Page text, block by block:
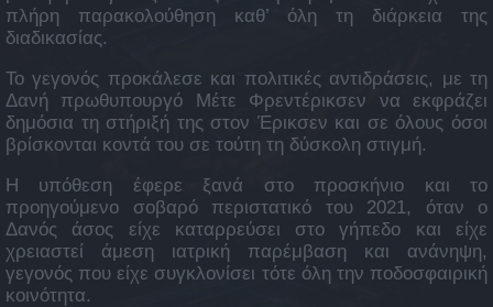
πλήρη παρακολούθηση καθ’ όλη τη διάρκεια της
διαδικασίας.
Το γεγονός προκάλεσε και πολιτικές αντιδράσεις, με τη
Δανή πρωθυπουργό Μέτε Φρεντέρικσεν να εκφράζει
δημόσια τη στήριξή της στον Έρικσεν και σε όλους όσοι
βρίσκονται κοντά του σε τούτη τη δύσκολη στιγμή.
Η υπόθεση έφερε ξανά στο προσκήνιο και το
προηγούμενο σοβαρό περιστατικό του 2021, όταν ο
Δανός άσος είχε καταρρεύσει στο γήπεδο και είχε
χρειαστεί άμεση ιατρική παρέμβαση και ανάνηψη,
γεγονός που είχε συγκλονίσει τότε όλη την ποδοσφαιρική
κοινότητα.